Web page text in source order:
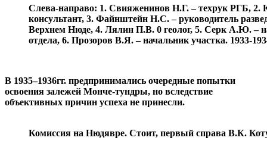
Слева-направо: 1. Свияженинов Н.Г. – техрук РГБ, 2.
консультант, 3. Файнштейн Н.С. – руководитель
Верхнем Нюде, 4. Лялин П.В. 0 геолог, 5. Серк А.Ю. –
отдела, 6. Прозоров В.Я. – начальник участка. 1933-
В 1935–1936гг. предпринимались очередные попытки
освоения залежей Монче-тундры, но вследствие
объективных причин успеха не принесли.
Комиссия на Нюдявре. Стоит, первый справа В.К.